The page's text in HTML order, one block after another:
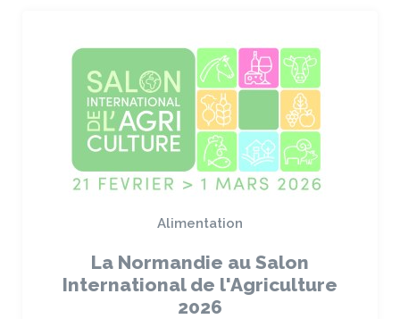
Alimentation
La Normandie au Salon
International de l'Agriculture
2026